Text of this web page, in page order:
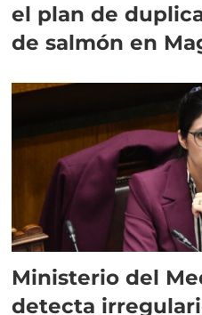
el plan de
de salmón en
Ministerio del
detecta